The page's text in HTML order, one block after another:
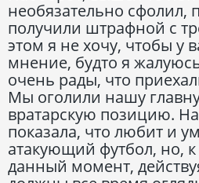
необязательно сфолил,
получили штрафной с
этом я не хочу, чтобы у
мнение, будто я
очень рады, что
Мы оголили нашу
вратарскую позицию.
показала, что любит и
атакующий футбол, но,
данный момент,